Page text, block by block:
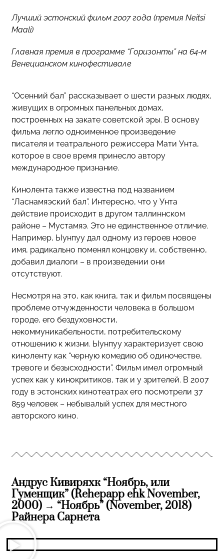
Лучший эстонский фильм 2007 года (премия Neitsi
Maali)
Главная премия в программе “Горизонты” на 64-м
Венецианском кинофестивале
“Осенний бал” рассказывает о шести разных людях,
живущих в огромных панельных домах,
построенных на закате советской эры. В основу
фильма легло одноименное произведение
писателя и театрального режиссера Мати Унта,
которое в свое время принесло автору
международное признание.
Кинолента также известна под названием
“Ласнамяэский бал”. Интересно, что у Унта
действие происходит в другом таллиннском
районе – Мустамяэ. Это не единственное отличие.
Например, Ыунпуу дал одному из героев новое
имя, радикально поменял концовку и, собственно,
добавил диалоги – в произведении они
отсутствуют.
Несмотря на это, как книга, так и фильм посвящены
проблеме отчужденности человека в большом
городе, его бездуховности,
некоммуникабельности, потребительскому
отношению к жизни. Ыунпуу характеризует свою
киноленту как “черную комедию об одиночестве,
тревоге и безысходности”. Фильм имел огромный
успех как у кинокритиков, так и у зрителей. В 2007
году в эстонских кинотеатрах его посмотрели 37
859 человек – небывалый успех для местного
авторского кино.
Андрус Кивиряхк “Ноябрь, или
Гуменщик” (Rehepapp ehk November,
2000) → “Ноябрь” (November, 2018)
Райнера Сарнета